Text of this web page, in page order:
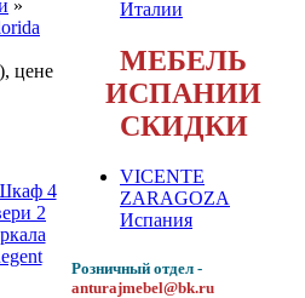
»
), цене
Италии
МЕБЕЛЬ
ИСПАНИИ
СКИДКИ
VICENTE
ZARAGOZA
Испания
Розничный отдел -
anturajmebel@bk.ru